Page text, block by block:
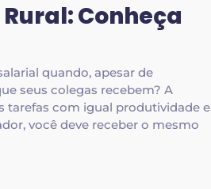
Conheça
quando, apesar de
seus colegas recebem? A
tarefas com igual produtividade e
você deve receber o mesmo